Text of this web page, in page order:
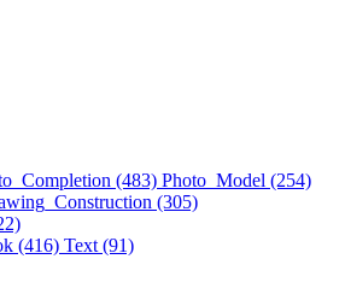
(483) Photo_Model (254)
(305)
(416) Text (91)